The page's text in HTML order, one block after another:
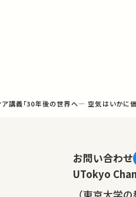
ア講義「30年後の世界へ― 空気はいかに
お問い合わせ
UTokyo